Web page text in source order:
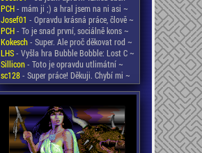
PCH- mám ji ;) a hral jsem na ni asi ~
Josef01 - Opravdu krásná práce, člově ~
PCH- To je snad první, sociálně kons ~
Kokesch- Super. Ale proč děkovat rod ~
LHS- Vyšla hra Bubble Bobble: Lost C ~
Sillicon- Toto je opravdu utlimátní ~
sc128- Super práce! Děkuji. Chybí mi ~